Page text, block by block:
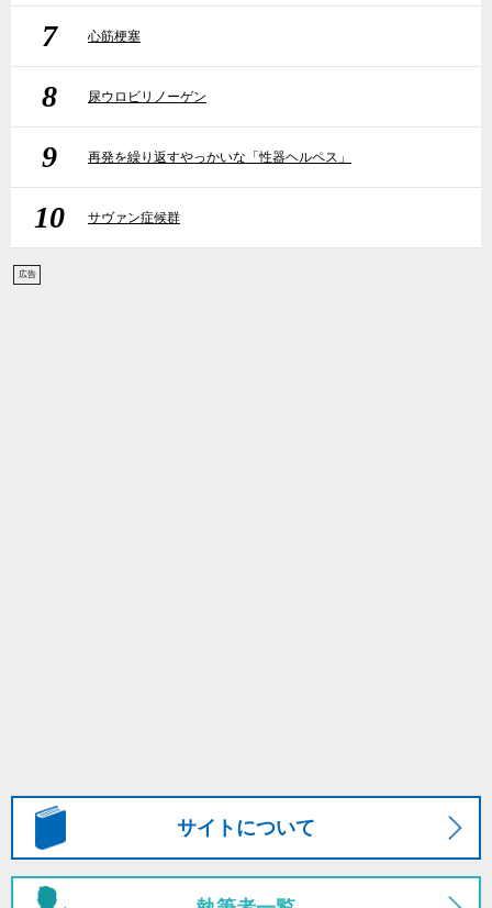
7 心筋梗塞
8 尿ウロビリノーゲン
9 再発を繰り返すやっかいな「性器ヘルペス」
10 サヴァン症候群
広告
サイトについて